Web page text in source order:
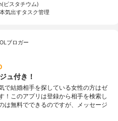
ピスタチウム)
気出すタスク管理
ブロガー
ュ付き！
で結婚相手を探している女性の方はゼ
！このアプリは登録から相手を検索し
は無料でできるのですが、メッセージ